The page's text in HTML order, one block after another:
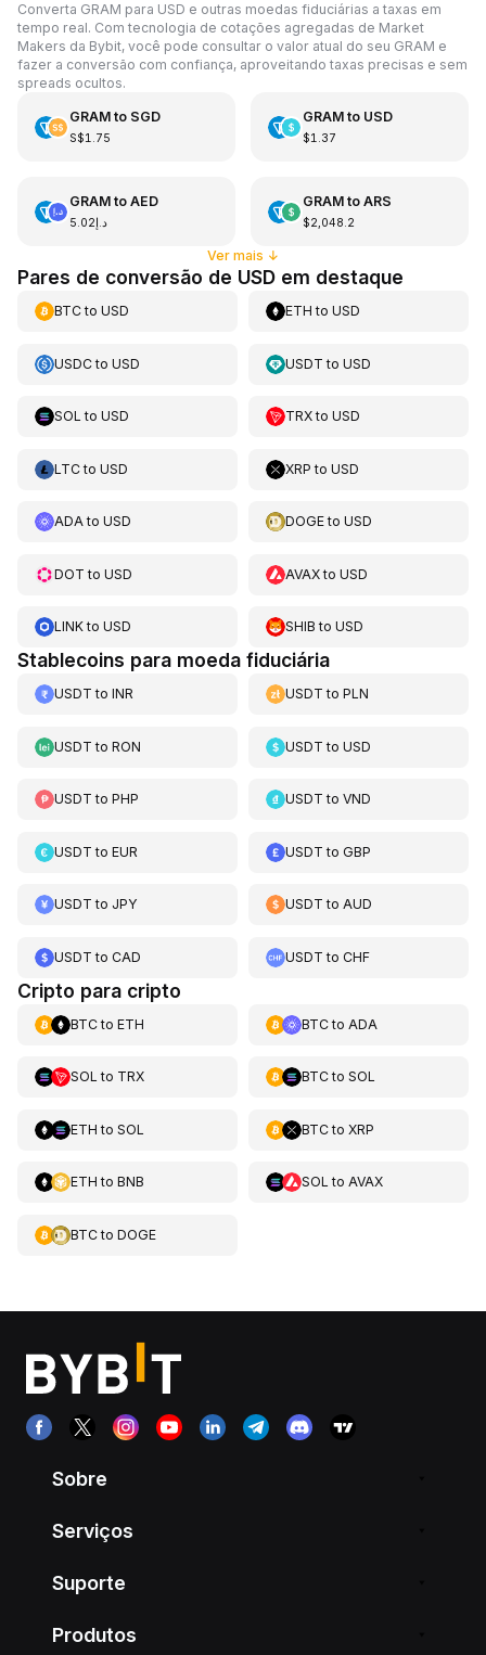
Converta GRAM para USD e outras moedas fiduciárias a taxas em
tempo real. Com tecnologia de cotações agregadas de Market
Makers da Bybit, você pode consultar o valor atual do seu GRAM e
fazer a conversão com confiança, aproveitando taxas precisas e sem
spreads ocultos.
GRAMto SGD
S$1.75
GRAMto USD
$1.37
GRAMto AED
د.إ5.02
GRAMto ARS
$2,048.2
Ver mais ↓
Pares de conversão de USD em destaque
BTCto USD ETH toUSD
USDCto USD USDT toUSD
SOL to USD TRXtoUSD
LTCto USD XRP toUSD
ADAto USD DOGEtoUSD
DOT to USD AVAXtoUSD
LINKto USD SHIB toUSD
Stablecoins para moeda fiduciária
USDT to INR USDT toPLN
USDT to RON USDT toUSD
USDT to PHP USDT toVND
USDT to EUR USDT toGBP
USDT to JPY USDT toAUD
USDT to CAD USDT toCHF
Cripto para cripto
BTCto ETH BTCto ADA
SOL to TRX BTCto SOL
ETH to SOL BTCto XRP
ETH to BNB SOL to AVAX
BTCto DOGE
Sobre
Serviços
Suporte
Produtos